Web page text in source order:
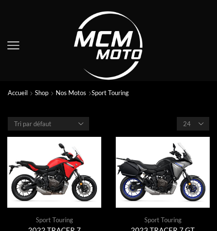
Accueil Shop Nos Motos Sport Touring
Sport Touring Sport Touring